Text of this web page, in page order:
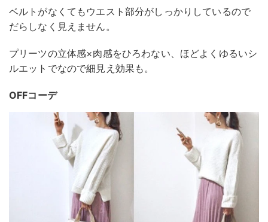
ベルトがなくてもウエスト部分がしっかりしているので
だらしなく見えません。
プリーツの立体感×肉感をひろわない、ほどよくゆるいシ
ルエットでなので細見え効果も。
OFFコーデ